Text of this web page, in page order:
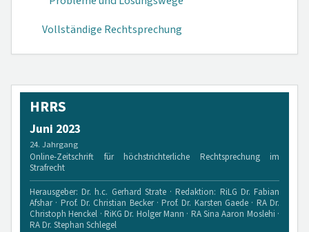
Vollständige Rechtsprechung
HRRS
Juni 2023
24. Jahrgang
Online-Zeitschrift für höchstrichterliche Rechtsprechung im
Strafrecht
Herausgeber: Dr. h.c. Gerhard Strate · Redaktion: RiLG Dr. Fabian
Afshar · Prof. Dr. Christian Becker · Prof. Dr. Karsten Gaede · RA Dr.
Christoph Henckel · RiKG Dr. Holger Mann · RA Sina Aaron Moslehi ·
RA Dr. Stephan Schlegel